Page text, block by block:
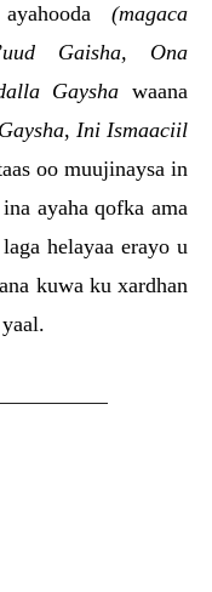
(magaca
Gaisha, Ona
Gaysha waana
, Ini Ismaaciil
oo muujinaysa in
ayaha qofka ama
helayaa erayo u
kuwa ku xardhan